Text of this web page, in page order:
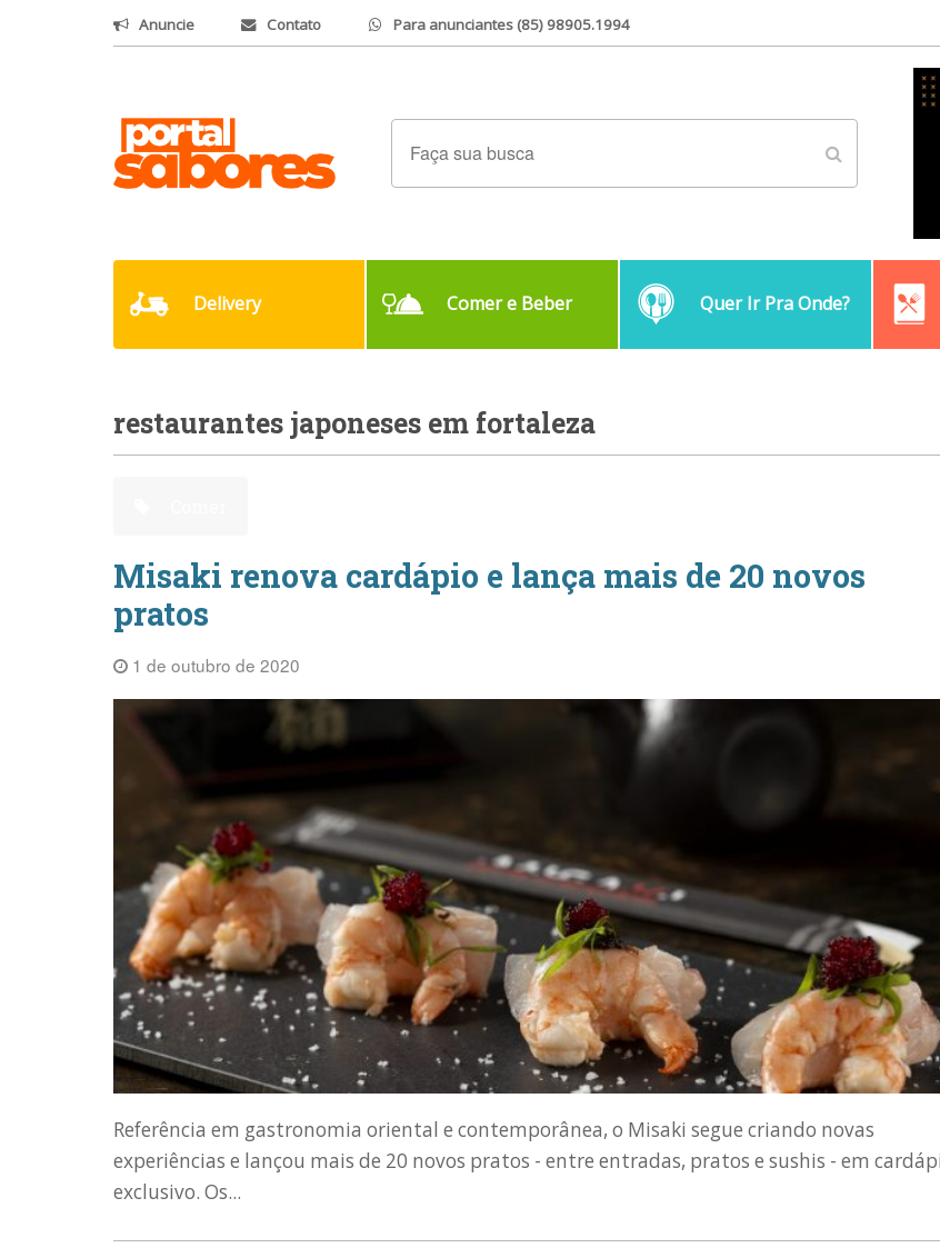
Anuncie Contato Para anunciantes (85) 98905.1994
Delivery Comer e Beber Quer Ir Pra Onde?
restaurantes japoneses em fortaleza
Misaki renova cardápio e lança mais de 20 novos
pratos
1 de outubro de 2020
Referência em gastronomia oriental e contemporânea, o Misaki segue criando novas
experiências e lançou mais de 20 novos pratos - entre entradas, pratos e sushis - em
exclusivo. Os...